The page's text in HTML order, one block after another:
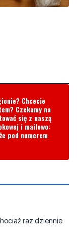
Chcecie
Czekamy na
się z naszą
pod numerem
raz dziennie